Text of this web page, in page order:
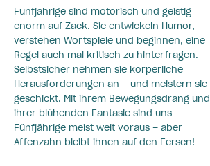
Fünfjährige sind motorisch und geistig
enorm auf Zack. Sie entwickeln Humor,
verstehen Wortspiele und beginnen, eine
Regel auch mal kritisch zu hinterfragen.
Selbstsicher nehmen sie körperliche
Herausforderungen an – und meistern sie
geschickt. Mit ihrem Bewegungsdrang und
ihrer blühenden Fantasie sind uns
Fünfjährige meist weit voraus – aber
Affenzahn bleibt ihnen auf den Fersen!